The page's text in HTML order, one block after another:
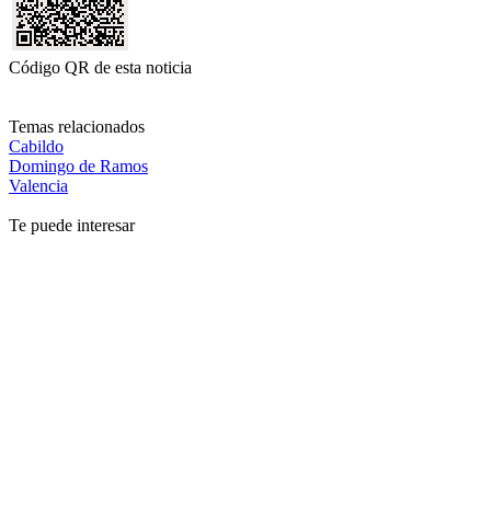
Código QR de esta noticia
Temas relacionados
Cabildo
Domingo de Ramos
Valencia
Te puede interesar